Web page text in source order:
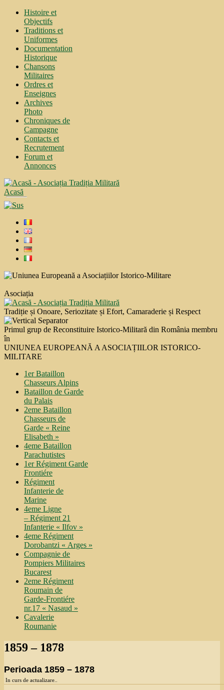
Histoire et
Objectifs
Traditions et
Uniformes
Documentation
Historique
Chansons
Militaires
Ordres et
Enseignes
Archives
Photo
Chroniques de
Campagne
Contacts et
Recrutement
Forum et
Annonces
Acasă
Asociația
Tradiție și Onoare, Seriozitate și Efort, Camaraderie și Respect
Primul grup de Reconstituire Istorico-Militară din România membru
în
UNIUNEA EUROPEANĂ A ASOCIAȚIILOR ISTORICO-
MILITARE
1er Bataillon
Chasseurs Alpins
Bataillon de Garde
du Palais
2eme Bataillon
Chasseurs de
Garde « Reine
Elisabeth »
4eme Bataillon
Parachutistes
1er Régiment Garde
Frontiére
Régiment
Infanterie de
Marine
4eme Ligne
– Régiment 21
Infanterie « Ilfov »
4eme Régiment
Dorobantzi « Arges »
Compagnie de
Pompiers Militaires
Bucarest
2eme Régiment
Roumain de
Garde-Frontiére
nr.17 « Nasaud »
Cavalerie
Roumanie
1859 – 1878
Perioada 1859 – 1878
In curs de actualizare..